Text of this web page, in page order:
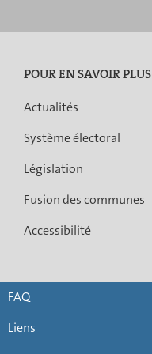
POUR EN SAVOIR PLUS
Actualités
Système électoral
Législation
Fusion des communes
Accessibilité
FAQ
Liens